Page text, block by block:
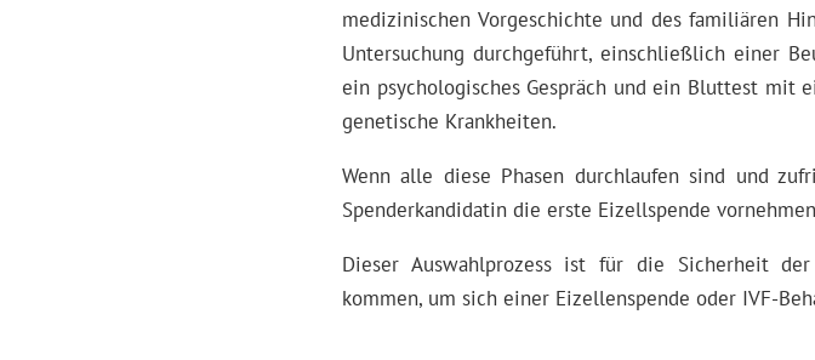
medizinischen Vorgeschichte und des familiären
Untersuchung durchgeführt, einschließlich einer
ein psychologisches Gespräch und ein Bluttest mit
genetische Krankheiten.
Wenn alle diese Phasen durchlaufen sind und
Spenderkandidatin die erste Eizellspende
Dieser Auswahlprozess ist für die Sicherheit
kommen, um sich einer Eizellenspende oder IVF-